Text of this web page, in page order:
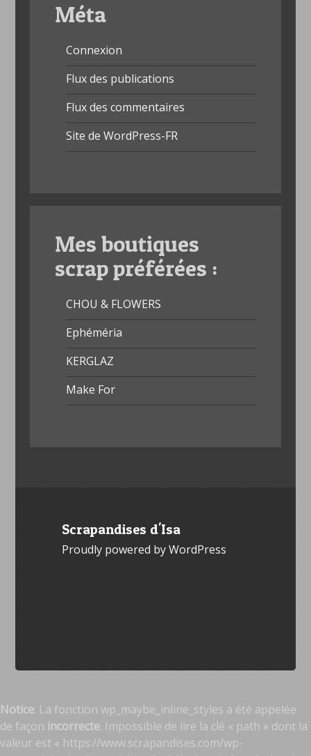
Méta
Connexion
Flux des publications
Flux des commentaires
Site de WordPress-FR
Mes boutiques
scrap préférées :
CHOU & FLOWERS
Ephéméria
KERGLAZ
Make For
Scrapandises d'Isa
Proudly powered by WordPress
Notice: La fonction wp_maybe_inline_styles a été appelée
de façon incorrecte. Impossible de lire la clé « path » dont la
valeur est « https://www.scrapandises.com/wp-